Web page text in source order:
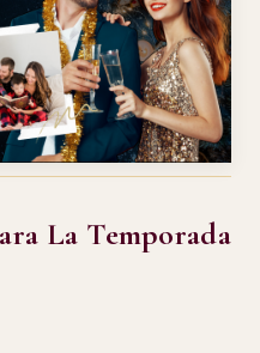
La Temporada